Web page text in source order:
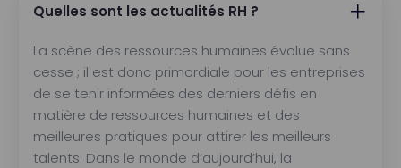
Quelles sont les actualités RH ?
La scène des ressources humaines évolue sans
cesse ; il est donc primordiale pour les entreprises
de se tenir informées des derniers défis en
matière de ressources humaines et des
meilleures pratiques pour attirer les meilleurs
talents. Dans le monde d’aujourd’hui, la